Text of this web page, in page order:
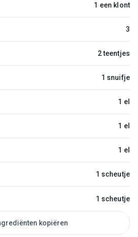
1 een klont
3
2 teentjes
1 snuifje
1 el
1 el
1 el
1 scheutje
1 scheutje
kopiëren